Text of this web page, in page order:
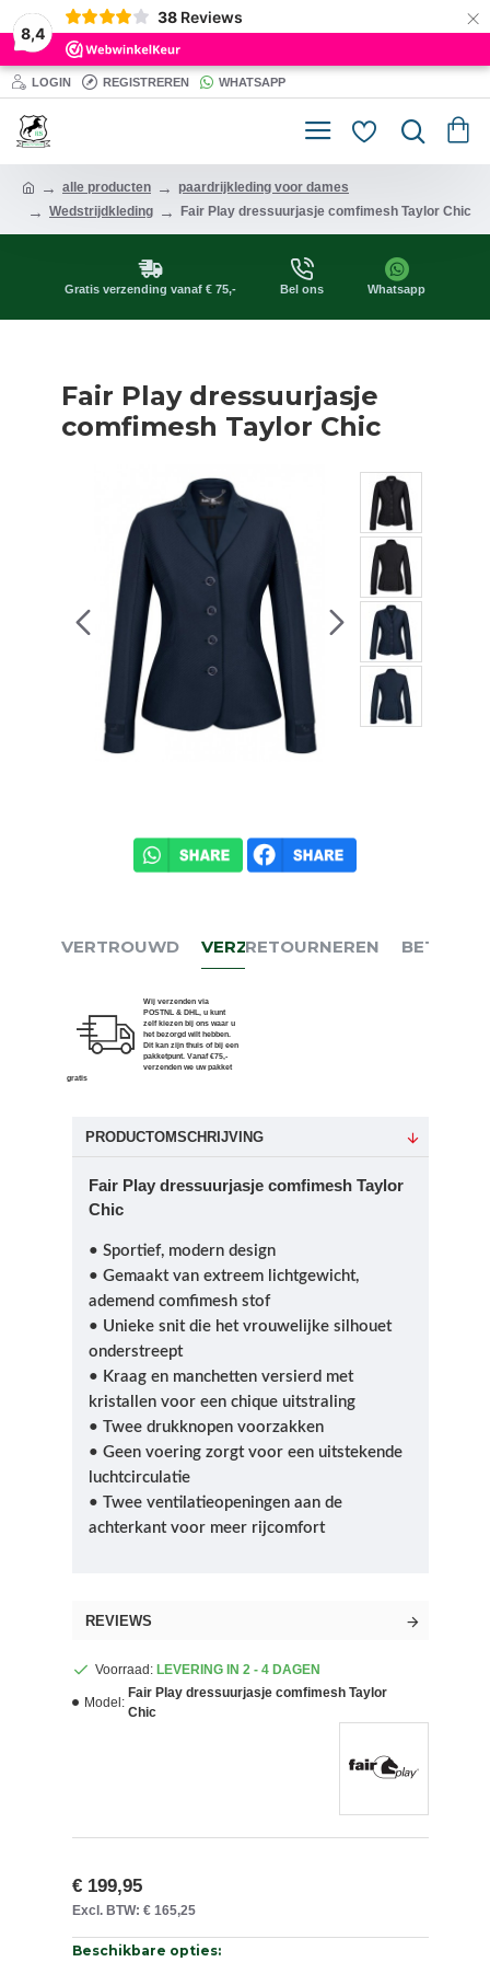
8,4
38 Reviews ×
LOGIN REGISTREREN WHATSAPP
alle producten
paardrijkleding voor dames
Wedstrijdkleding
Fair Play dressuurjasje comfimesh Taylor Chic
Gratis verzending vanaf € 75,- Bel ons Whatsapp
Fair Play dressuurjasje
comfimesh Taylor Chic
VERTROUWD VERZENDEN
Wij verzenden via
POSTNL & DHL, u kunt
zelf kiezen bij ons waar u
het bezorgd wilt hebben.
Dit kan zijn thuis of bij een
pakketpunt. Vanaf €75,-
verzenden we uw pakket
gratis
RETOURNEREN BETALEN
PRODUCTOMSCHRIJVING
Fair Play dressuurjasje comfimesh Taylor
Chic
• Sportief, modern design
• Gemaakt van extreem lichtgewicht,
ademend comfimesh stof
• Unieke snit die het vrouwelijke silhouet
onderstreept
• Kraag en manchetten versierd met
kristallen voor een chique uitstraling
• Twee drukknopen voorzakken
• Geen voering zorgt voor een uitstekende
luchtcirculatie
• Twee ventilatieopeningen aan de
achterkant voor meer rijcomfort
REVIEWS
Voorraad: LEVERING IN 2 - 4 DAGEN
Model:
Fair Play dressuurjasje comfimesh Taylor
Chic
€ 199,95
Excl. BTW: € 165,25
Beschikbare opties: